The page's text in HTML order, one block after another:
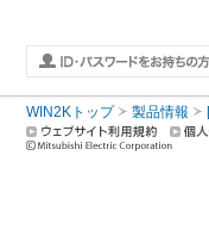
WIN2Kトップ 製品情報